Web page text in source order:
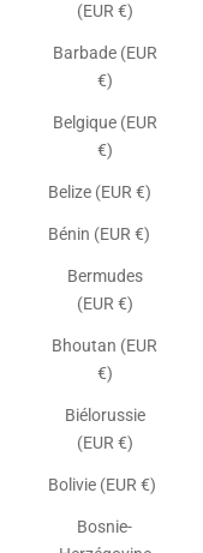
(EUR €)
Barbade (EUR
€)
Belgique (EUR
€)
Belize (EUR €)
Bénin (EUR €)
Bermudes
(EUR €)
Bhoutan (EUR
€)
Biélorussie
(EUR €)
Bolivie (EUR €)
Bosnie-